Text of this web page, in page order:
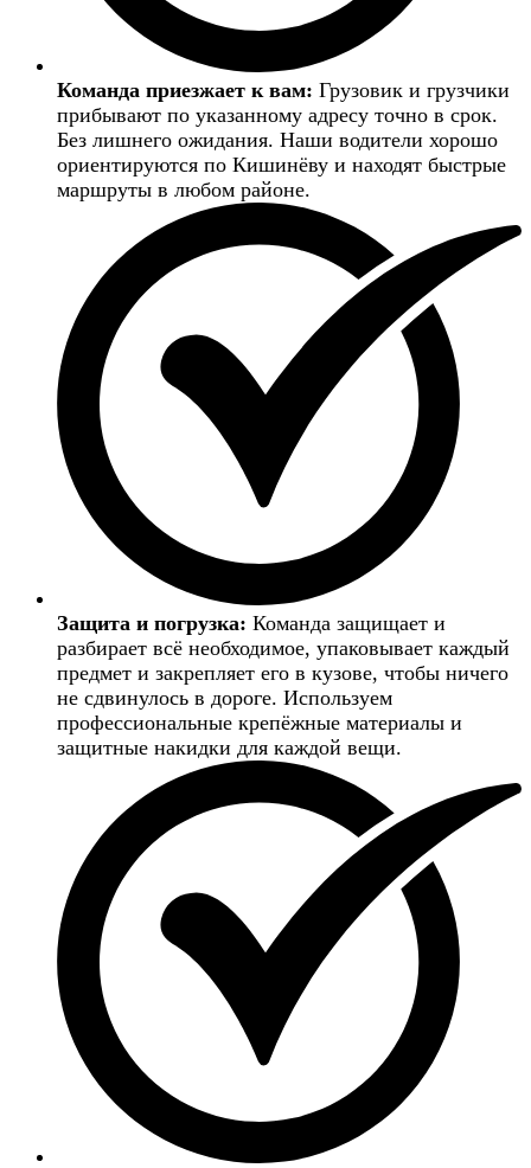
Команда приезжает к вам: Грузовик и грузчики
прибывают по указанному адресу точно в срок.
Без лишнего ожидания. Наши водители хорошо
ориентируются по Кишинёву и находят быстрые
маршруты в любом районе.
Защита и погрузка: Команда защищает и
разбирает всё необходимое, упаковывает каждый
предмет и закрепляет его в кузове, чтобы ничего
не сдвинулось в дороге. Используем
профессиональные крепёжные материалы и
защитные накидки для каждой вещи.